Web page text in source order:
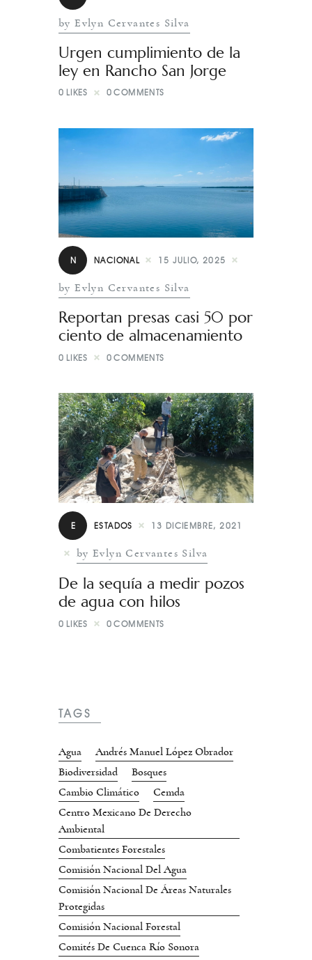
by Evlyn Cervantes Silva
Urgen cumplimiento de la
ley en Rancho San Jorge
0 LIKES 0 COMMENTS
N NACIONAL 15 JULIO, 2025
by Evlyn Cervantes Silva
Reportan presas casi 50 por
ciento de almacenamiento
0 LIKES 0 COMMENTS
E ESTADOS 13 DICIEMBRE, 2021
by Evlyn Cervantes Silva
De la sequía a medir pozos
de agua con hilos
0 LIKES 0 COMMENTS
TAGS
Agua
Andrés Manuel López Obrador
Biodiversidad
Bosques
Cambio Climático
Cemda
Centro Mexicano De Derecho
Ambiental
Combatientes Forestales
Comisión Nacional Del Agua
Comisión Nacional De Áreas Naturales
Protegidas
Comisión Nacional Forestal
Comités De Cuenca Río Sonora